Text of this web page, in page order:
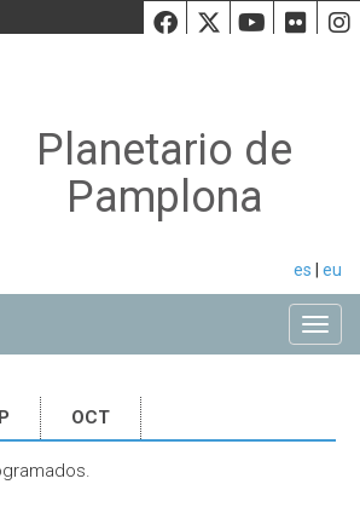
Facebook
Twiiter
Planetario de
Pamplona
es eu
OCT